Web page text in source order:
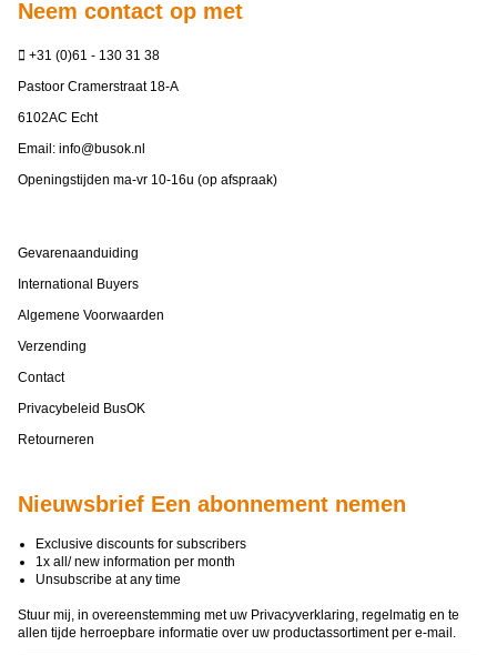
Neem contact op met
+31 (0)61 - 130 31 38
Pastoor Cramerstraat 18-A
6102AC Echt
Email: info@busok.nl
Openingstijden ma-vr 10-16u (op afspraak)
Gevarenaanduiding
International Buyers
Algemene Voorwaarden
Verzending
Contact
Privacybeleid BusOK
Retourneren
Nieuwsbrief Een abonnement nemen
Exclusive discounts for subscribers
1x all/ new information per month
Unsubscribe at any time
Stuur mij, in overeenstemming met uw Privacyverklaring, regelmatig en te
allen tijde herroepbare informatie over uw productassortiment per e-mail.